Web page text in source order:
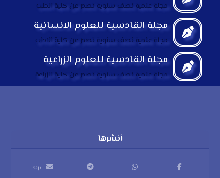
مجلة علمية نصف سنوية تصدر عن كلية الطب
مجلة القادسية للعلوم الانسانية
مجلة علمية نصف سنوية تصدر عن كلية الاداب
مجلة القادسية للعلوم الزراعية
مجلة علمية نصف سنوية تصدر عن كلية الزراعة
بريد